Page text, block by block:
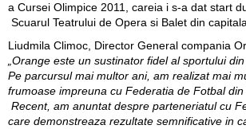
a Cursei Olimpice 2011, careia i s-a dat start
Scuarul Teatrului de Opera si Balet din capitala.
Liudmila Climoc, Director General compania
„Orange este un sustinator fidel al sportului
Pe parcursul mai multor ani, am realizat mai
frumoase impreuna cu Federatia de Fotbal din
Recent, am anuntat despre parteneriatul cu
care demonstreaza rezultate semnificative in